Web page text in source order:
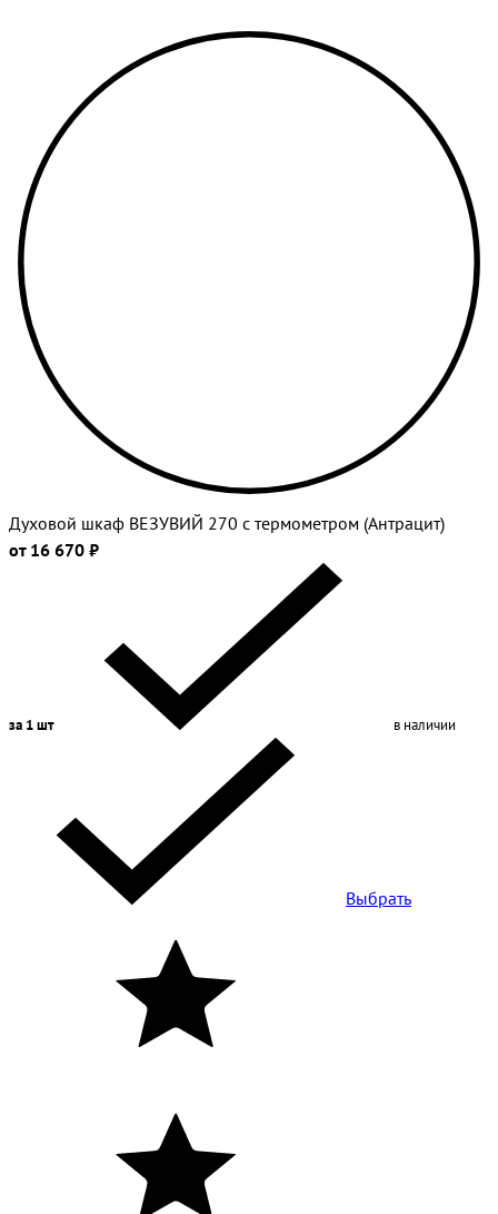
Духовой шкаф ВЕЗУВИЙ 270 с термометром (Антрацит)
от 16 670 ₽
за 1 шт в наличии
Выбрать